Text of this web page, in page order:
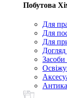
Побутова
Для
Для
Для
Догляд
Засоби